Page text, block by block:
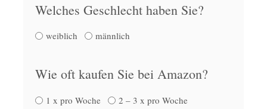
Welches Geschlecht haben Sie?
weiblich männlich
Wie oft kaufen Sie bei Amazon?
1 x pro Woche
2 – 3 x pro Woche